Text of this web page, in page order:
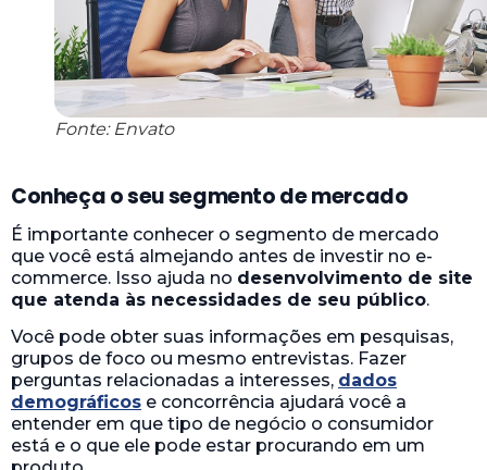
Fonte: Envato
Conheça o seu segmento de mercado
É importante conhecer o segmento de mercado
que você está almejando antes de investir no e-
commerce. Isso ajuda no desenvolvimento de site
que atenda às necessidades de seu público.
Você pode obter suas informações em pesquisas,
grupos de foco ou mesmo entrevistas. Fazer
perguntas relacionadas a interesses, dados
demográficos e concorrência ajudará você a
entender em que tipo de negócio o consumidor
está e o que ele pode estar procurando em um